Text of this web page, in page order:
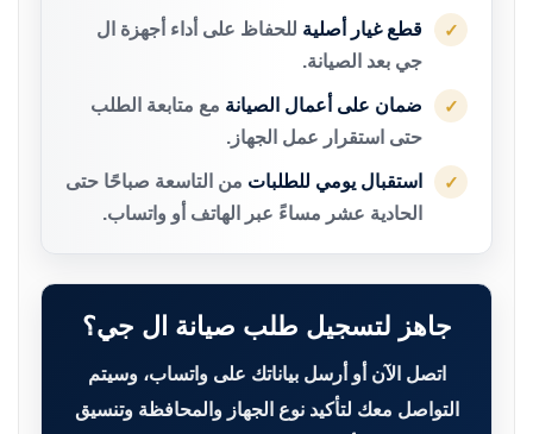
✓ قطع غيار أصلية للحفاظ على أداء أجهزة ال
جي بعد الصيانة.
✓ ضمان على أعمال الصيانة مع متابعة الطلب
حتى استقرار عمل الجهاز.
✓ استقبال يومي للطلبات من التاسعة صباحًا حتى
الحادية عشر مساءً عبر الهاتف أو واتساب.
جاهز لتسجيل طلب صيانة ال جي؟
اتصل الآن أو أرسل بياناتك على واتساب، وسيتم
التواصل معك لتأكيد نوع الجهاز والمحافظة وتنسيق